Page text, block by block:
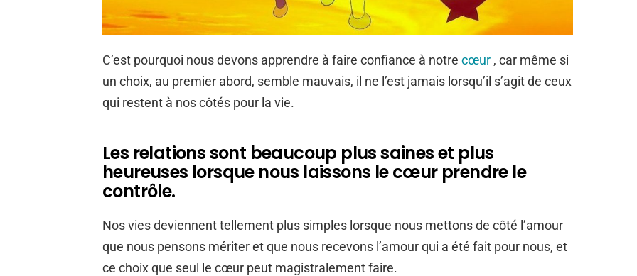
C’est pourquoi nous devons apprendre à faire confiance à notre cœur , car même si
un choix, au premier abord, semble mauvais, il ne l’est jamais lorsqu’il s’agit de ceux
qui restent à nos côtés pour la vie.
Les relations sont beaucoup plus saines et plus
heureuses lorsque nous laissons le cœur prendre le
contrôle.
Nos vies deviennent tellement plus simples lorsque nous mettons de côté l’amour
que nous pensons mériter et que nous recevons l’amour qui a été fait pour nous, et
ce choix que seul le cœur peut magistralement faire.